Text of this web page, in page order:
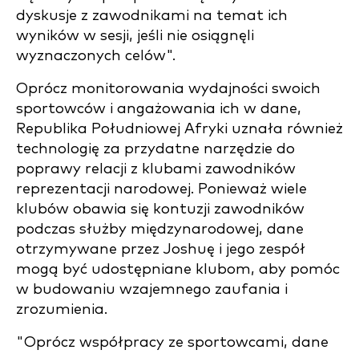
dyskusje z zawodnikami na temat ich
wyników w sesji, jeśli nie osiągnęli
wyznaczonych celów".
Oprócz monitorowania wydajności swoich
sportowców i angażowania ich w dane,
Republika Południowej Afryki uznała również
technologię za przydatne narzędzie do
poprawy relacji z klubami zawodników
reprezentacji narodowej. Ponieważ wiele
klubów obawia się kontuzji zawodników
podczas służby międzynarodowej, dane
otrzymywane przez Joshuę i jego zespół
mogą być udostępniane klubom, aby pomóc
w budowaniu wzajemnego zaufania i
zrozumienia.
"Oprócz współpracy ze sportowcami, dane